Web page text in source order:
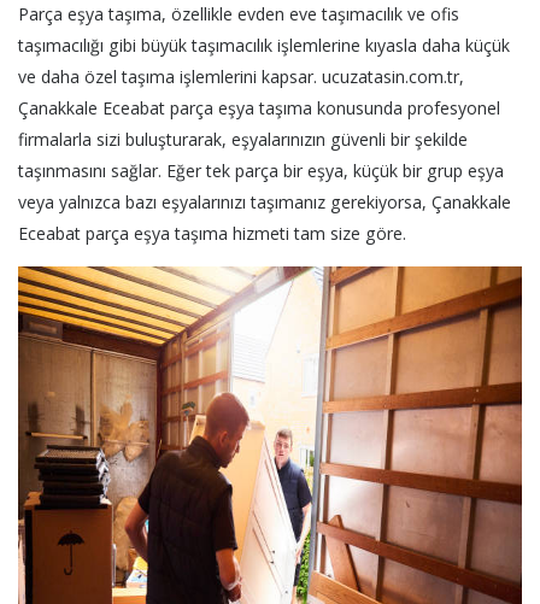
Parça eşya taşıma, özellikle evden eve taşımacılık ve ofis
taşımacılığı gibi büyük taşımacılık işlemlerine kıyasla daha küçük
ve daha özel taşıma işlemlerini kapsar. ucuzatasin.com.tr,
Çanakkale Eceabat parça eşya taşıma konusunda profesyonel
firmalarla sizi buluşturarak, eşyalarınızın güvenli bir şekilde
taşınmasını sağlar. Eğer tek parça bir eşya, küçük bir grup eşya
veya yalnızca bazı eşyalarınızı taşımanız gerekiyorsa, Çanakkale
Eceabat parça eşya taşıma hizmeti tam size göre.